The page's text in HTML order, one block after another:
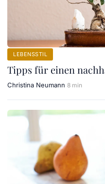
LEBENSSTIL
Tipps für einen
Christina Neumann 8 min